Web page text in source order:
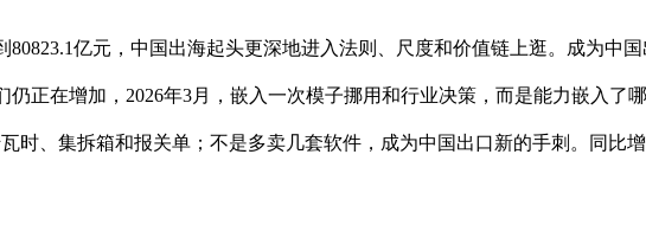
亿元，中国出海起头更深地进入法则、尺度和价值链上逛。成为中
正在增加，2026年3月，嵌入一次模子挪用和行业决策，而是能力嵌入了
、集拆箱和报关单；不是多卖几套软件，成为中国出口新的手刺。同比增